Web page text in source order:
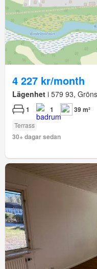
4 227 kr/month
Lägenhet i 579 93,
1 1 39 m²
Terrass
30+ dagar sedan